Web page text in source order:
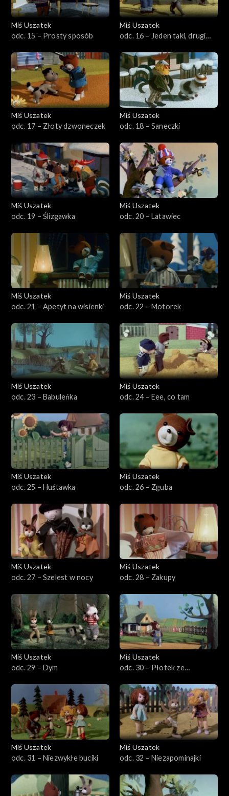
Miś Uszatek
odc. 15 – Prosty sposób
Miś Uszatek
odc. 16 – Jeden taki, drugi
Miś Uszatek
odc. 17 – Złoty dzwoneczek
Miś Uszatek
odc. 18 – Saneczki
Miś Uszatek
odc. 19 – Ślizgawka
Miś Uszatek
odc. 20 – Latawiec
Miś Uszatek
odc. 21 – Apetyt na wisienki
Miś Uszatek
odc. 22 – Motorek
Miś Uszatek
odc. 23 – Babuleńka
Miś Uszatek
odc. 24 – Eee, co tam
Miś Uszatek
odc. 25 – Huśtawka
Miś Uszatek
odc. 26 – Zguba
Miś Uszatek
odc. 27 – Szelest w nocy
Miś Uszatek
odc. 28 – Zakupy
Miś Uszatek
odc. 29 – Dym
Miś Uszatek
odc. 30 – Płotek ze
Miś Uszatek
odc. 31 – Niezwykłe buciki
Miś Uszatek
odc. 32 – Niezapominajki